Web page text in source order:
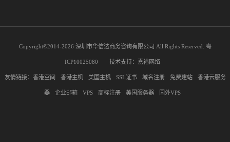
Copyright©2014-2026 深圳市华信达商务咨询有限公司 All Rights Reserved. 粤
ICP10025080 技术支持： 嘉裕网络
友情链接： 香港空间 香港主机 美国主机 SSL证书 域名注册 免费建站 香港云服务
器 企业邮箱 VPS 商标注册 美国服务器 国外VPS